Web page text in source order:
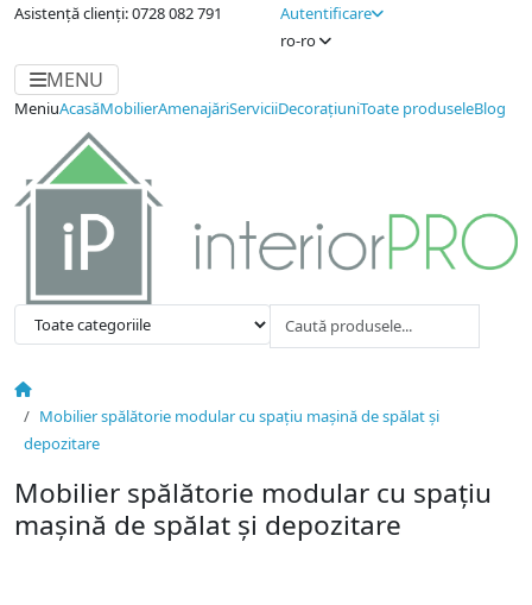
Asistență clienți: 0728 082 791
Autentificare
ro-ro
MENU
MeniuAcasăMobilierAmenajăriServiciiDecorațiuniToate produseleBlog
Mobilier spălătorie modular cu spațiu mașină de spălat și
depozitare
Mobilier spălătorie modular cu spațiu
mașină de spălat și depozitare